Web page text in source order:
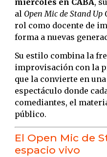
al Open Mic de Stand Up
rol como docente de
forma a nuevas
Su estilo combina la
improvisación con la
que la convierte en
espectáculo donde
comediantes, el
público.
El Open Mic de
espacio vivo